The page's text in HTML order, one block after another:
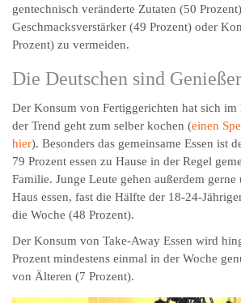
gentechnisch veränderte Zutaten (50
Geschmacksverstärker (49 Prozent) oder
Prozent) zu vermeiden.
Die Deutschen sind Genießer
Der Konsum von Fertiggerichten hat sich im
der Trend geht zum selber kochen (einen
hier). Besonders das gemeinsame Essen ist
79 Prozent essen zu Hause in der Regel
Familie. Junge Leute gehen außerdem
Haus essen, fast die Hälfte der 18-24-
die Woche (48 Prozent).
Der Konsum von Take-Away Essen wird
Prozent mindestens einmal in der Woche
von Älteren (7 Prozent).